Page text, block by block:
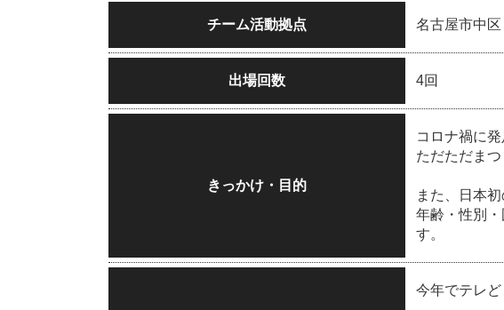
チーム活動拠点 名古屋市中区
出場回数 4回
きっかけ・目的
コロナ禍に発
ただただま
また、日本
年齢・性別
す。
今年でテレど